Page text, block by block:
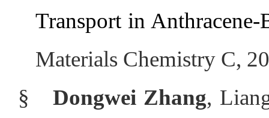
Transport in
Materials Chemistry C,
§
Dongwei Zhang,